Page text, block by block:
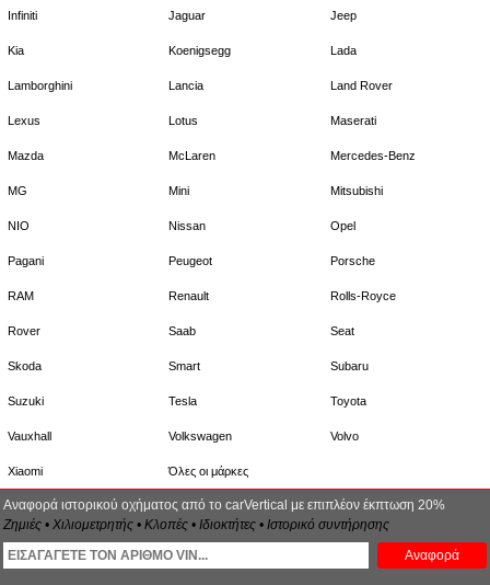
Infiniti Jaguar Jeep
Kia Koenigsegg Lada
Lamborghini Lancia Land Rover
Lexus Lotus Maserati
Mazda McLaren Mercedes-Benz
MG Mini Mitsubishi
NIO Nissan Opel
Pagani Peugeot Porsche
RAM Renault Rolls-Royce
Rover Saab Seat
Skoda Smart Subaru
Suzuki Tesla Toyota
Vauxhall Volkswagen Volvo
Xiaomi Όλες οι μάρκες
Αναφορά ιστορικού οχήματος από το carVertical με επιπλέον έκπτωση 20%
Ζημιές • Χιλιομετρητής • Κλοπές • Ιδιοκτήτες • Ιστορικό συντήρησης
Αναφορά